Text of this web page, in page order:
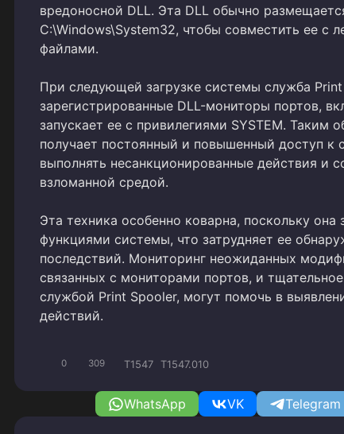
вредоносной DLL. Эта DLL обычно
C:\Windows\System32, чтобы совместить ее с
файлами.
При следующей загрузке системы служба
зарегистрированные DLL-мониторы портов,
запускает ее с привилегиями SYSTEM. Таким
получает постоянный и повышенный доступ к
выполнять несанкционированные действия и
взломанной средой.
Эта техника особенно коварна, поскольку
функциями системы, что затрудняет ее
последствий. Мониторинг неожиданных
связанных с мониторами портов, и
службой Print Spooler, могут помочь в
действий.
0 309 T1547 T1547.010
WhatsApp VK Telegram